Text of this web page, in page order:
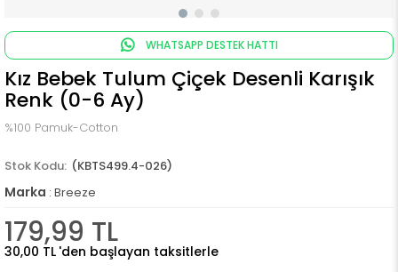
WHATSAPP DESTEK HATTI
Kız Bebek Tulum Çiçek Desenli Karışık
Renk (0-6 Ay)
%100 Pamuk-Cotton
(KBTS499.4-026)
Marka : Breeze
179,99 TL
30,00 TL 'den başlayan taksitlerle